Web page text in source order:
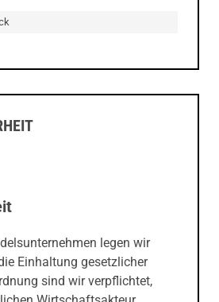
legen wir
Einhaltung gesetzlicher
sind wir verpflichtet,